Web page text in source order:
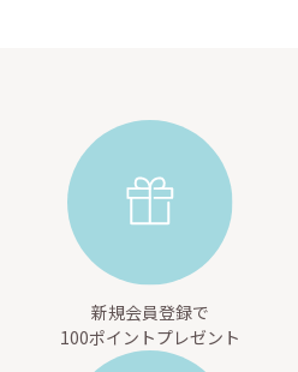
新規会員登録で
100ポイントプレゼント